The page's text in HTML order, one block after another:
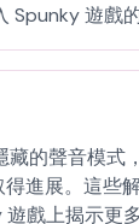
Spunky 遊戲的
藏的聲音模式
進展。這些
戲上揭示更